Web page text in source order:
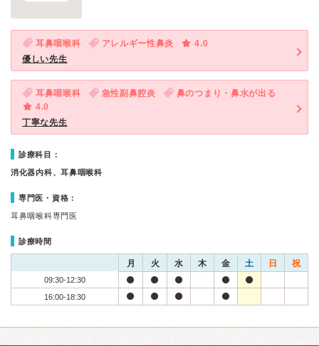
耳鼻咽喉科 アレルギー性鼻炎
4.0
優しい先生
耳鼻咽喉科 急性副鼻腔炎
鼻のつまり・鼻水が出る
4.0
丁寧な先生
診療科目：
消化器内科、耳鼻咽喉科
専門医・資格：
耳鼻咽喉科専門医
診療時間
月 火 水 木 金 土 日 祝
09:30-12:30
16:00-18:30